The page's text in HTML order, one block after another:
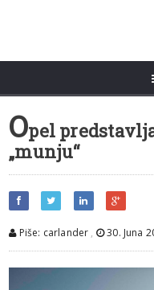
Opel
„munju“
Piše: carlander , 30. Juna